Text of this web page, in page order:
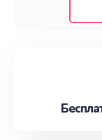
наилучшим